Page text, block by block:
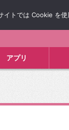
アプリ
トでは Cookie を